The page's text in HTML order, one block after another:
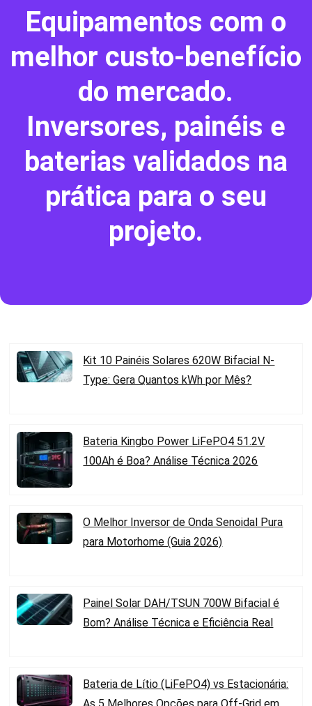
Equipamentos com o
melhor custo-benefício
do mercado.
Inversores, painéis e
baterias validados na
prática para o seu
projeto.
Kit 10 Painéis Solares 620W Bifacial N-
Type: Gera Quantos kWh por Mês?
Bateria Kingbo Power LiFePO4 51.2V
100Ah é Boa? Análise Técnica 2026
O Melhor Inversor de Onda Senoidal Pura
para Motorhome (Guia 2026)
Painel Solar DAH/TSUN 700W Bifacial é
Bom? Análise Técnica e Eficiência Real
Bateria de Lítio (LiFePO4) vs Estacionária: